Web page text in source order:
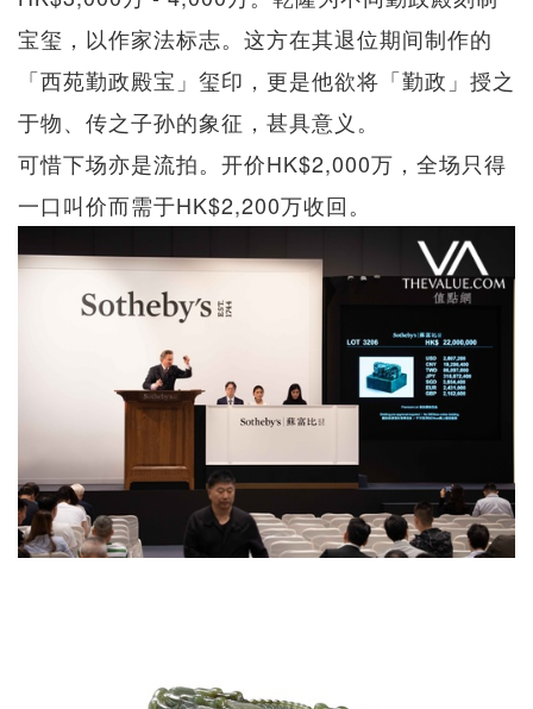
宝玺，以作家法标志。这方在其退位期间制作的
「西苑勤政殿宝」玺印，更是他欲将「勤政」授之
于物、传之子孙的象征，甚具意义。
可惜下场亦是流拍。开价HK$2,000万，全场只得
一口叫价而需于HK$2,200万收回。